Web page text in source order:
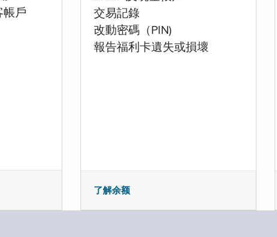
帳戶
交易記錄
改動密碼（PIN)
報告福利卡遺失或損壞
了解余额